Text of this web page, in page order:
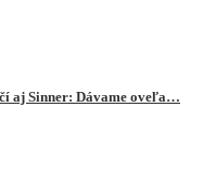
aj Sinner: Dávame oveľa…